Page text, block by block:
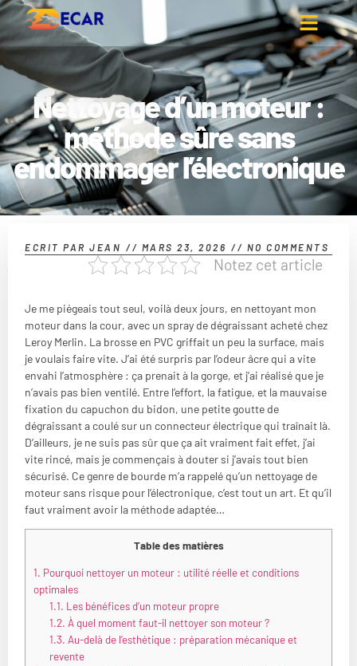
Nettoyage d’un moteur :
méthode sûre sans
endommager l’électronique
ECRIT PAR JEAN // MARS 23, 2026 // NO COMMENTS
Notez cet article
Je me piégeais tout seul, voilà deux jours, en nettoyant mon
moteur dans la cour, avec un spray de dégraissant acheté chez
Leroy Merlin. La brosse en PVC griffait un peu la surface, mais
je voulais faire vite. J’ai été surpris par l’odeur âcre qui a vite
envahi l’atmosphère : ça prenait à la gorge, et j’ai réalisé que je
n’avais pas bien ventilé. Entre l’effort, la fatigue, et la mauvaise
fixation du capuchon du bidon, une petite goutte de
dégraissant a coulé sur un connecteur électrique qui traînait là.
D’ailleurs, je ne suis pas sûr que ça ait vraiment fait effet, j’ai
vite rincé, mais je commençais à douter si j’avais tout bien
sécurisé. Ce genre de bourde m’a rappelé qu’un nettoyage de
moteur sans risque pour l’électronique, c’est tout un art. Et qu’il
faut vraiment avoir la méthode adaptée…
Table des matières
1. Pourquoi nettoyer un moteur : utilité réelle et conditions
optimales
1.1. Les bénéfices d’un moteur propre
1.2. À quel moment faut-il nettoyer son moteur ?
1.3. Au-delà de l’esthétique : préparation mécanique et
revente